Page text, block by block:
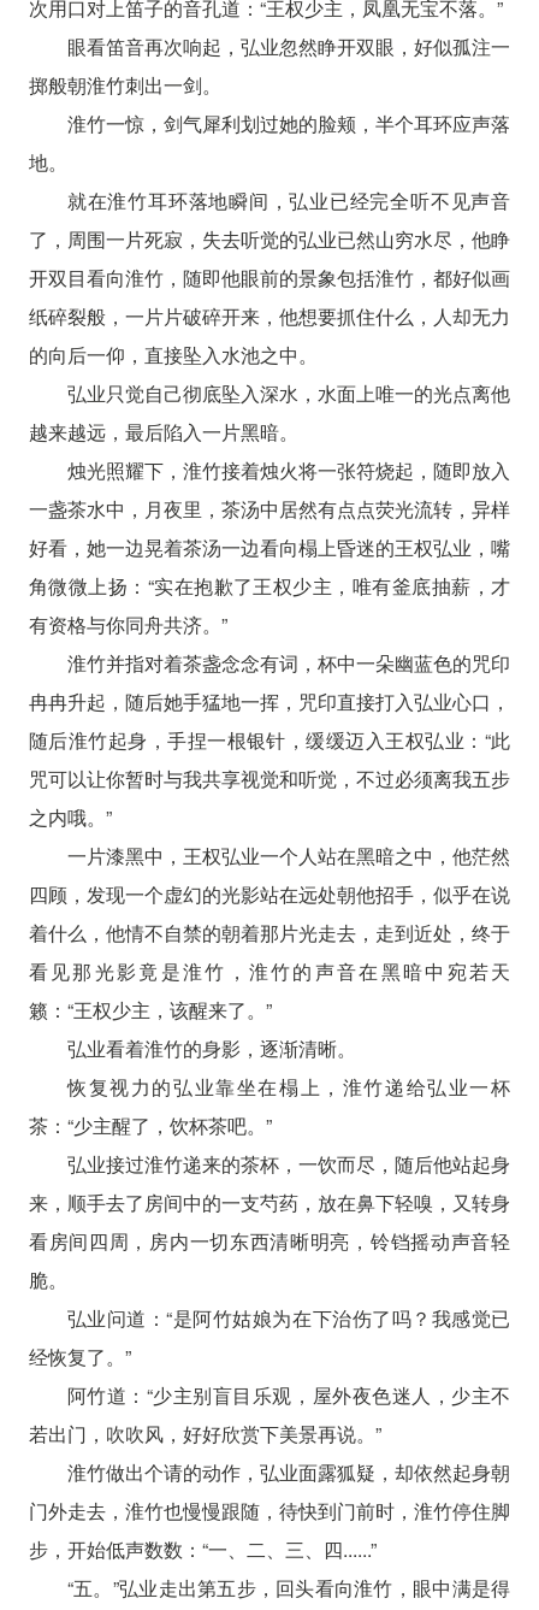
次用口对上笛子的音孔道：“王权少主，凤凰无宝不落。”
眼看笛音再次响起，弘业忽然睁开双眼，好似孤注一
掷般朝淮竹刺出一剑。
淮竹一惊，剑气犀利划过她的脸颊，半个耳环应声落
地。
就在淮竹耳环落地瞬间，弘业已经完全听不见声音
了，周围一片死寂，失去听觉的弘业已然山穷水尽，他睁
开双目看向淮竹，随即他眼前的景象包括淮竹，都好似画
纸碎裂般，一片片破碎开来，他想要抓住什么，人却无力
的向后一仰，直接坠入水池之中。
弘业只觉自己彻底坠入深水，水面上唯一的光点离他
越来越远，最后陷入一片黑暗。
烛光照耀下，淮竹接着烛火将一张符烧起，随即放入
一盏茶水中，月夜里，茶汤中居然有点点荧光流转，异样
好看，她一边晃着茶汤一边看向榻上昏迷的王权弘业，嘴
角微微上扬：“实在抱歉了王权少主，唯有釜底抽薪，才
有资格与你同舟共济。”
淮竹并指对着茶盏念念有词，杯中一朵幽蓝色的咒印
冉冉升起，随后她手猛地一挥，咒印直接打入弘业心口，
随后淮竹起身，手捏一根银针，缓缓迈入王权弘业：“此
咒可以让你暂时与我共享视觉和听觉，不过必须离我五步
之内哦。”
一片漆黑中，王权弘业一个人站在黑暗之中，他茫然
四顾，发现一个虚幻的光影站在远处朝他招手，似乎在说
着什么，他情不自禁的朝着那片光走去，走到近处，终于
看见那光影竟是淮竹，淮竹的声音在黑暗中宛若天
籁：“王权少主，该醒来了。”
弘业看着淮竹的身影，逐渐清晰。
恢复视力的弘业靠坐在榻上，淮竹递给弘业一杯
茶：“少主醒了，饮杯茶吧。”
弘业接过淮竹递来的茶杯，一饮而尽，随后他站起身
来，顺手去了房间中的一支芍药，放在鼻下轻嗅，又转身
看房间四周，房内一切东西清晰明亮，铃铛摇动声音轻
脆。
弘业问道：“是阿竹姑娘为在下治伤了吗？我感觉已
经恢复了。”
阿竹道：“少主别盲目乐观，屋外夜色迷人，少主不
若出门，吹吹风，好好欣赏下美景再说。”
淮竹做出个请的动作，弘业面露狐疑，却依然起身朝
门外走去，淮竹也慢慢跟随，待快到门前时，淮竹停住脚
步，开始低声数数：“一、二、三、四......”
“五。”弘业走出第五步，回头看向淮竹，眼中满是得